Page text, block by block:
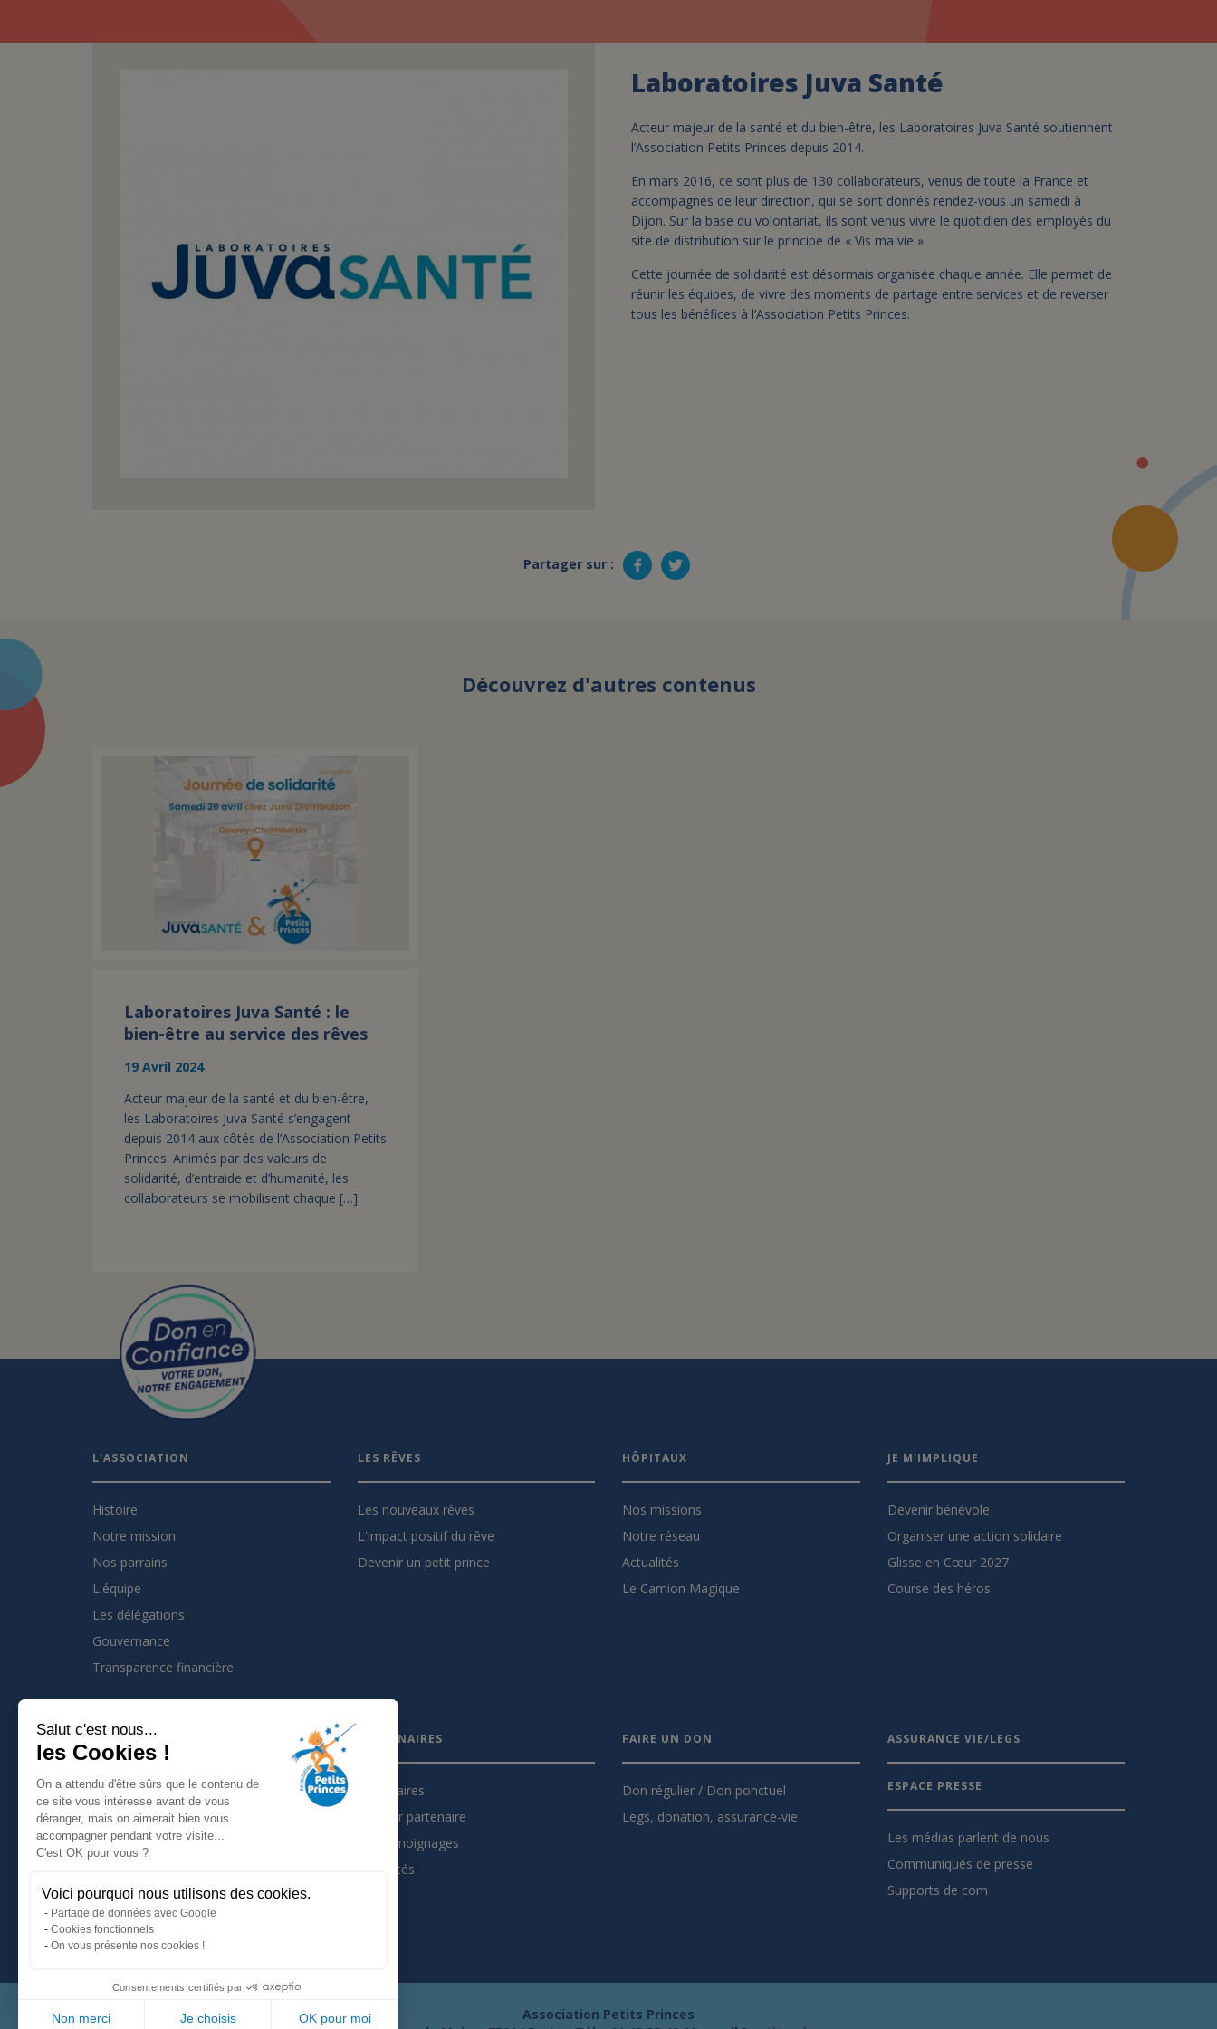
Salut c'est nous...
les Cookies !
On a attendu d'être sûrs que le contenu de
ce site vous intéresse avant de vous
déranger, mais on aimerait bien vous
accompagner pendant votre visite...
C'est OK pour vous ?
Voici pourquoi nous utilisons des cookies.
Partage de données avec Google
Cookies fonctionnels
On vous présente nos cookies !
Consentements certifiés par
Non merci Je choisis OK pour moi
Laboratoires Juva Santé
Acteur majeur de la santé et du bien-être, les Laboratoires Juva Santé soutiennent
l’Association Petits Princes depuis 2014.
En mars 2016, ce sont plus de 130 collaborateurs, venus de toute la France et
accompagnés de leur direction, qui se sont donnés rendez-vous un samedi à
Dijon. Sur la base du volontariat, ils sont venus vivre le quotidien des employés du
site de distribution sur le principe de « Vis ma vie ».
Cette journée de solidarité est désormais organisée chaque année. Elle permet de
réunir les équipes, de vivre des moments de partage entre services et de reverser
tous les bénéfices à l’Association Petits Princes.
Partager sur :
Découvrez d'autres contenus
Laboratoires Juva Santé : le
bien-être au service des rêves
19 Avril 2024
Acteur majeur de la santé et du bien-être,
les Laboratoires Juva Santé s’engagent
depuis 2014 aux côtés de l’Association Petits
Princes. Animés par des valeurs de
solidarité, d’entraide et d’humanité, les
collaborateurs se mobilisent chaque […]
L'ASSOCIATION
Histoire
Notre mission
Nos parrains
L'équipe
Les délégations
Gouvernance
Transparence financière
LES RÊVES
Les nouveaux rêves
L'impact positif du rêve
Devenir un petit prince
HÔPITAUX
Nos missions
Notre réseau
Actualités
Le Camion Magique
JE M'IMPLIQUE
Devenir bénévole
Organiser une action solidaire
Glisse en Cœur 2027
Course des héros
INSCRIVEZ VOUS À LA NEWSLETTER
Je m'inscris à la newsletter
Suivez nous sur :
Mentions légales
Politique de confidentialité
PARTENAIRES
Partenaires
Devenir partenaire
Les témoignages
Actualités
FAIRE UN DON
Don régulier / Don ponctuel
Legs, donation, assurance-vie
ASSURANCE VIE/LEGS
ESPACE PRESSE
Les médias parlent de nous
Communiqués de presse
Supports de com
Association Petits Princes